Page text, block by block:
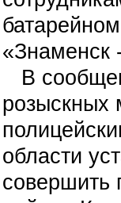
«Знаменск
В
розыскных
области
совершить